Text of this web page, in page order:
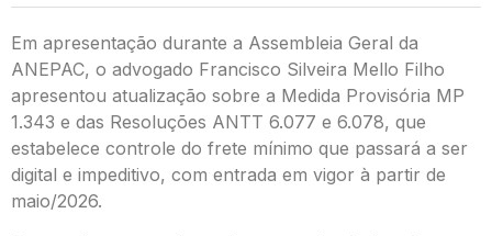
Em apresentação durante a Assembleia Geral da
ANEPAC, o advogado Francisco Silveira Mello Filho
apresentou atualização sobre a Medida Provisória MP
1.343 e das Resoluções ANTT 6.077 e 6.078, que
estabelece controle do frete mínimo que passará a ser
digital e impeditivo, com entrada em vigor à partir de
maio/2026.